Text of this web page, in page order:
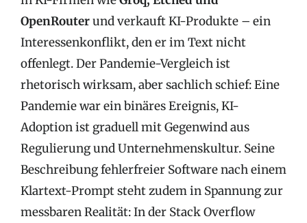
OpenRouterund verkauft KI-Produkte – ein
Interessenkonflikt, den er im Text nicht
offenlegt. Der Pandemie-Vergleich ist
rhetorisch wirksam, aber sachlich schief: Eine
Pandemie war ein binäres Ereignis, KI-
Adoption ist graduell mit Gegenwind aus
Regulierung und Unternehmenskultur. Seine
Beschreibung fehlerfreier Software nach einem
Klartext-Prompt steht zudem in Spannung zur
messbaren Realität: In der Stack Overflow